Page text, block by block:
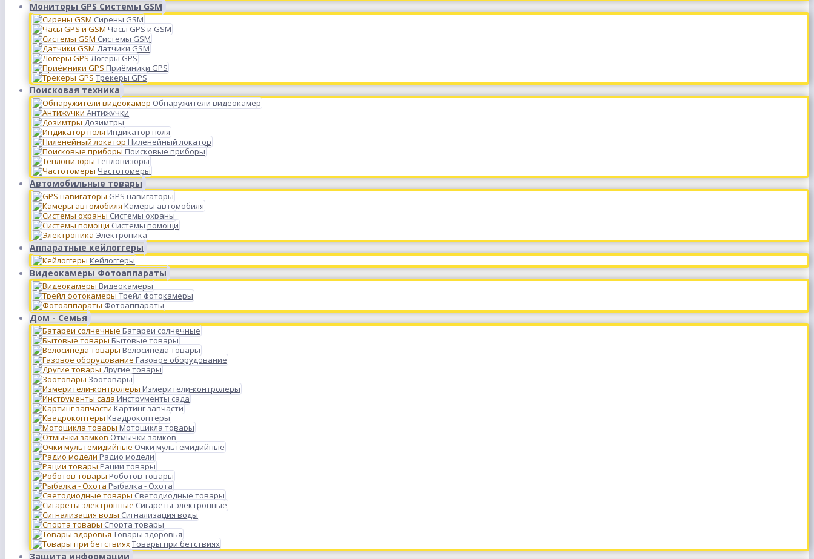
Мониторы GPS Системы GSM
Сирены GSM
Часы GPS и GSM
Системы GSM
Датчики GSM
Логеры GPS
Приёмники GPS
Трекеры GPS
Поисковая техника
Обнаружители видеокамер
Антижучки
Дозимтры
Индикатор поля
Ниленейный локатор
Поисковые приборы
Тепловизоры
Частотомеры
Автомобильные товары
GPS навигаторы
Камеры автомобиля
Системы охраны
Системы помощи
Электроника
Аппаратные кейлоггеры
Кейлоггеры
Видеокамеры Фотоаппараты
Видеокамеры
Трейл фотокамеры
Фотоаппараты
Дом - Семья
Батареи солнечные
Бытовые товары
Велосипеда товары
Газовое оборудование
Другие товары
Зоотовары
Измерители-контролеры
Инструменты сада
Картинг запчасти
Квадрокоптеры
Мотоцикла товары
Отмычки замков
Очки мультемидийные
Радио модели
Рации товары
Роботов товары
Рыбалка - Охота
Светодиодные товары
Сигареты электронные
Сигнализация воды
Спорта товары
Товары здоровья
Товары при бетствиях
Защита информации